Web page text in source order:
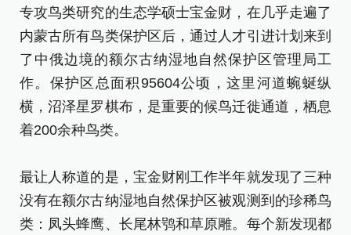
专攻鸟类研究的生态学硕士宝金财，在几乎走遍了
内蒙古所有鸟类保护区后，通过人才引进计划来到
了中俄边境的额尔古纳湿地自然保护区管理局工
作。保护区总面积95604公顷，这里河道蜿蜒纵
横，沼泽星罗棋布，是重要的候鸟迁徙通道，栖息
着200余种鸟类。
最让人称道的是，宝金财刚工作半年就发现了三种
没有在额尔古纳湿地自然保护区被观测到的珍稀鸟
类：凤头蜂鹰、长尾林鸮和草原雕。每个新发现都